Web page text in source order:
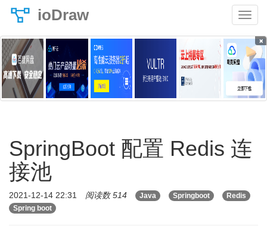
ioDraw
×
SpringBoot 配置 Redis 连
接池
2021-12-14 22:31 阅读数 514 Java Springboot
Redis
Spring boot